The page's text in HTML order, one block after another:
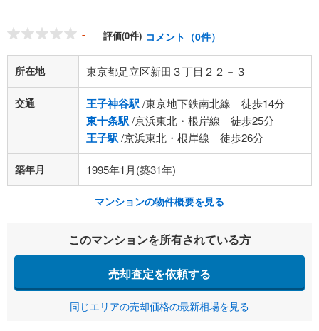
- 評価(0件) コメント（0件）
所在地 東京都足立区新田３丁目２２－３
交通 王子神谷駅/東京地下鉄南北線 徒歩14分
東十条駅/京浜東北・根岸線 徒歩25分
王子駅/京浜東北・根岸線 徒歩26分
築年月 1995年1月(築31年)
マンションの物件概要を見る
このマンションを所有されている方
売却査定を依頼する
同じエリアの売却価格の最新相場を見る